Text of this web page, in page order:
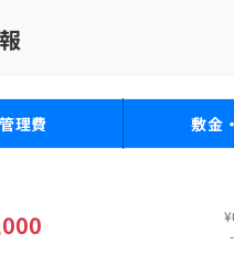
理費 敷金
-